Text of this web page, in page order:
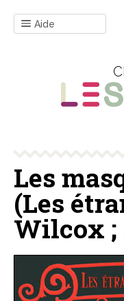
Aide
Les
(Les
Wilcox ;